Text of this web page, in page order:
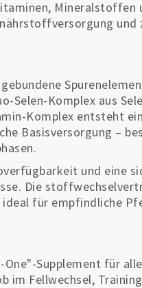
Mineralstoffen
und
Selen-Komplex aus
Komplex entsteht
Basisversorgung –
und eine
Die
für empfindliche
Supplement für
Fellwechsel,